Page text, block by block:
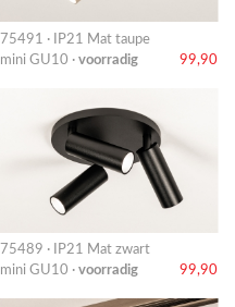
75491 · IP21 Mat taupe
mini GU10 · voorradig 99,90
75489 · IP21 Mat zwart
mini GU10 · voorradig 99,90